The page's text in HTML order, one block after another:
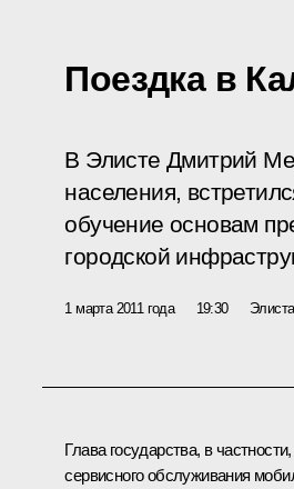
Поездка в
В Элисте Дмитрий
населения,
обучение основам
городской
1 марта 2011 года 19:30 Элиста
Глава государства, в
сервисного обслуживания